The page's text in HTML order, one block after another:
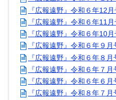
『広報遠野』令和６年
『広報遠野』令和６年
『広報遠野』令和６年
『広報遠野』令和６年
『広報遠野』令和６年
『広報遠野』令和６年
『広報遠野』令和６年
『広報遠野』令和８年